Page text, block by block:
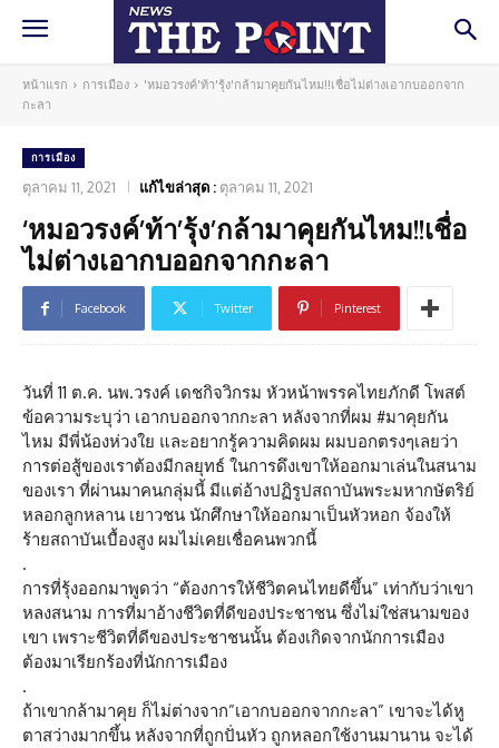
หน้าแรก การเมือง
'หมอวรงค์'ท้า'รุ้ง'กล้ามาคุยกันไหม!!เชื่อไม่ต่างเอากบออกจาก
กะลา
การเมือง
ตุลาคม 11, 2021 แก้ไขล่าสุด : ตุลาคม 11, 2021
‘หมอวรงค์’ท้า’รุ้ง’กล้ามาคุยกันไหม!!เชื่อ
ไม่ต่างเอากบออกจากกะลา
Facebook Twitter Pinterest
วันที่ 11 ต.ค. นพ.วรงค์ เดชกิจวิกรม หัวหน้าพรรคไทยภักดี โพสต์
ข้อความระบุว่า เอากบออกจากกะลา หลังจากที่ผม #มาคุยกัน
ไหม มีพี่น้องห่วงใย และอยากรู้ความคิดผม ผมบอกตรงๆเลยว่า
การต่อสู้ของเราต้องมีกลยุทธ์ ในการดึงเขาให้ออกมาเล่นในสนาม
ของเรา ที่ผ่านมาคนกลุ่มนี้ มีแต่อ้างปฏิรูปสถาบันพระมหากษัตริย์
หลอกลูกหลาน เยาวชน นักศึกษาให้ออกมาเป็นหัวหอก จ้องให้
ร้ายสถาบันเบื้องสูง ผมไม่เคยเชื่อคนพวกนี้
.
การที่รุ้งออกมาพูดว่า “ต้องการให้ชีวิตคนไทยดีขึ้น” เท่ากับว่าเขา
หลงสนาม การที่มาอ้างชีวิตที่ดีของประชาชน ซึ่งไม่ใช่สนามของ
เขา เพราะชีวิตที่ดีของประชาชนนั้น ต้องเกิดจากนักการเมือง
ต้องมาเรียกร้องที่นักการเมือง
.
ถ้าเขากล้ามาคุย ก็ไม่ต่างจาก”เอากบออกจากกะลา” เขาจะได้หู
ตาสว่างมากขึ้น หลังจากที่ถูกปั่นหัว ถูกหลอกใช้งานมานาน จะได้